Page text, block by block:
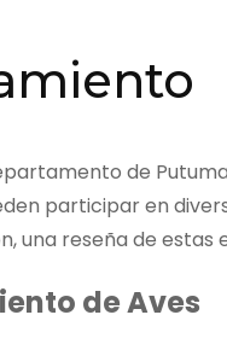
de
participar en
una reseña de estas
de Aves